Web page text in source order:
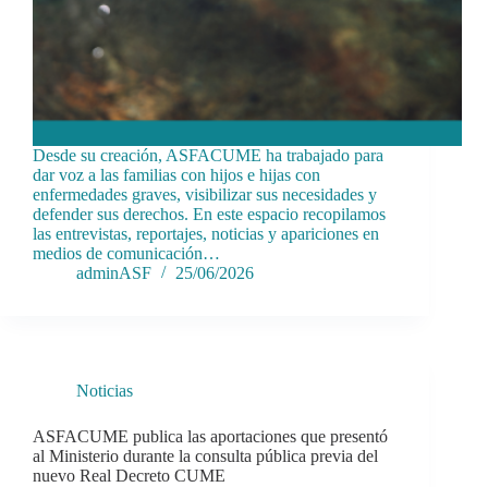
Desde su creación, ASFACUME ha trabajado para
dar voz a las familias con hijos e hijas con
enfermedades graves, visibilizar sus necesidades y
defender sus derechos. En este espacio recopilamos
las entrevistas, reportajes, noticias y apariciones en
medios de comunicación…
adminASF
25/06/2026
Noticias
ASFACUME publica las aportaciones que presentó
al Ministerio durante la consulta pública previa del
nuevo Real Decreto CUME